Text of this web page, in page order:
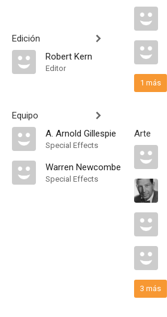
Edición
Robert Kern
Editor
Equipo
A. Arnold Gillespie
Special Effects
Warren Newcombe
Special Effects
1 más
Arte
3 más